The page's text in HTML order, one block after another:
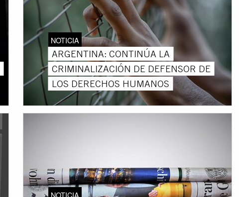
NOTICIA
ARGENTINA: CONTINÚA LA
CRIMINALIZACIÓN DE DEFENSOR DE
LOS DERECHOS HUMANOS
NOTICIA